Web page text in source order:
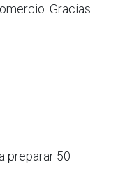
Gracias.
preparar 50